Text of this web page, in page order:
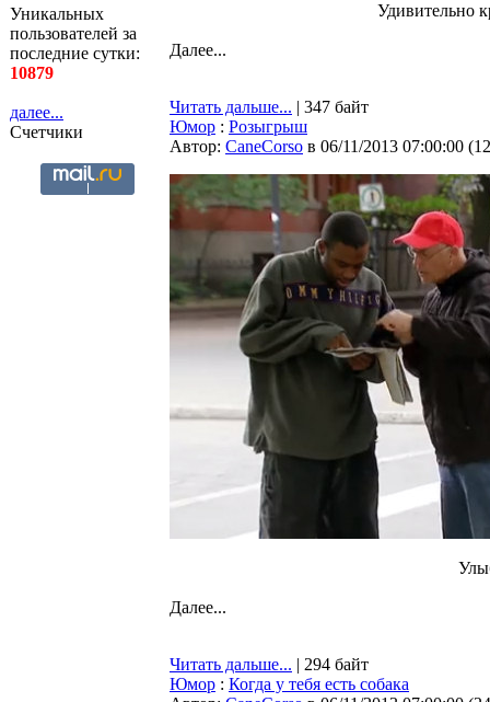
Уникальных
пользователей за
последние сутки:
10879
далее...
Счетчики
Удивительно
Далее...
Читать дальше... | 347 байт
Юмор : Розыгрыш
Автор: CaneCorso в 06/11/2013 07:00:00 (
Далее...
Читать дальше... | 294 байт
Юмор : Когда у тебя есть собака